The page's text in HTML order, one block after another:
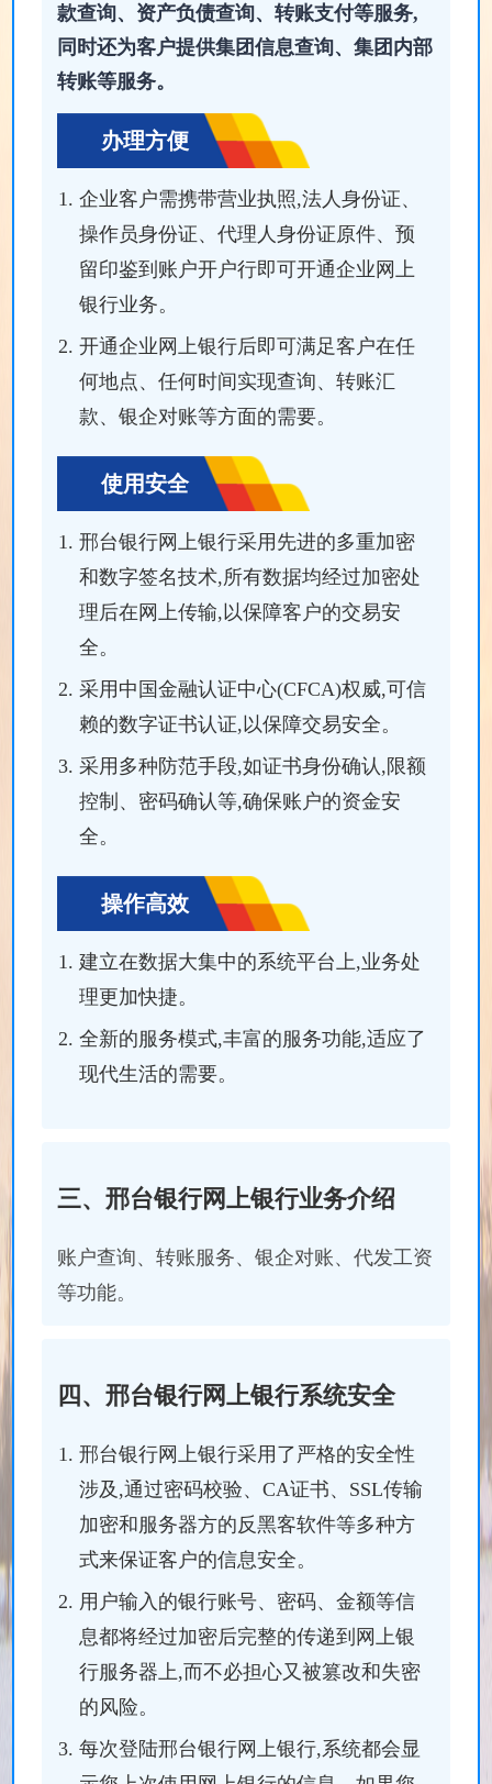
款查询、资产负债查询、转账支付等服务,
同时还为客户提供集团信息查询、集团内部
转账等服务。
办理方便
企业客户需携带营业执照,法人身份证、
操作员身份证、代理人身份证原件、预
留印鉴到账户开户行即可开通企业网上
银行业务。
开通企业网上银行后即可满足客户在任
何地点、任何时间实现查询、转账汇
款、银企对账等方面的需要。
使用安全
邢台银行网上银行采用先进的多重加密
和数字签名技术,所有数据均经过加密处
理后在网上传输,以保障客户的交易安
全。
采用中国金融认证中心(CFCA)权威,可信
赖的数字证书认证,以保障交易安全。
采用多种防范手段,如证书身份确认,限额
控制、密码确认等,确保账户的资金安
全。
操作高效
建立在数据大集中的系统平台上,业务处
理更加快捷。
全新的服务模式,丰富的服务功能,适应了
现代生活的需要。
三、邢台银行网上银行业务介绍
账户查询、转账服务、银企对账、代发工资
等功能。
四、邢台银行网上银行系统安全
邢台银行网上银行采用了严格的安全性
涉及,通过密码校验、CA证书、SSL传输
加密和服务器方的反黑客软件等多种方
式来保证客户的信息安全。
用户输入的银行账号、密码、金额等信
息都将经过加密后完整的传递到网上银
行服务器上,而不必担心又被篡改和失密
的风险。
每次登陆邢台银行网上银行,系统都会显